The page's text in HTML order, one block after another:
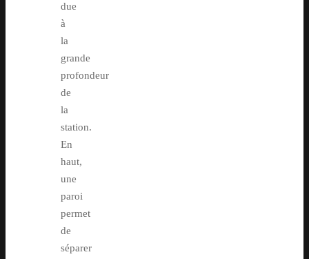
due
à
la
grande
profondeur
de
la
station.
En
haut,
une
paroi
permet
de
séparer